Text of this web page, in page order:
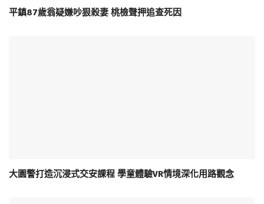
平鎮87歲翁疑嫌吵狠殺妻 桃檢聲押追查死因
大園警打造沉浸式交安課程 學童體驗VR情境深化用路觀念